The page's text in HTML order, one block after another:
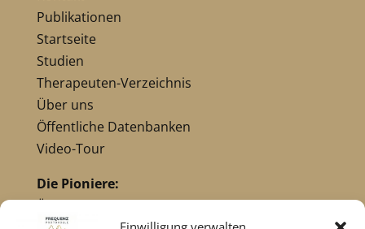
Publikationen
Startseite
Studien
Therapeuten-Verzeichnis
Über uns
Öffentliche Datenbanken
Video-Tour
Die Pioniere:
Übersicht Pioniere